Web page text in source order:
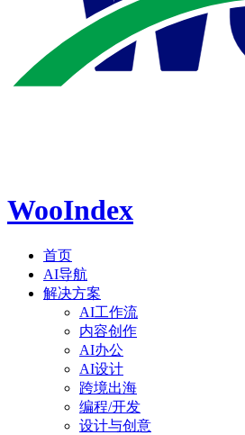
WooIndex
首页
AI导航
解决方案
AI工作流
内容创作
AI办公
AI设计
跨境出海
编程/开发
设计与创意